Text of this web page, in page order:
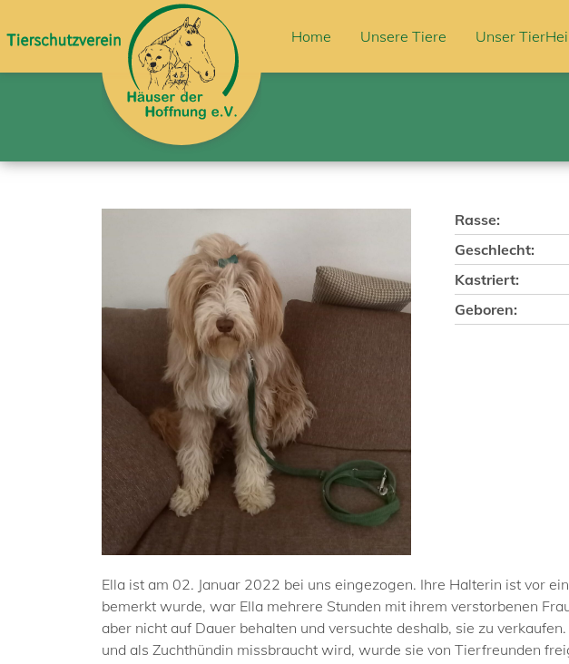
Home Unsere Tiere Unser
Rasse:
Geschlecht:
Kastriert:
Geboren:
Ella ist am 02. Januar 2022 bei uns eingezogen. Ihre Halterin ist vor
bemerkt wurde, war Ella mehrere Stunden mit ihrem verstorbenen
aber nicht auf Dauer behalten und versuchte deshalb, sie zu
und als Zuchthündin missbraucht wird, wurde sie von Tierfreunden